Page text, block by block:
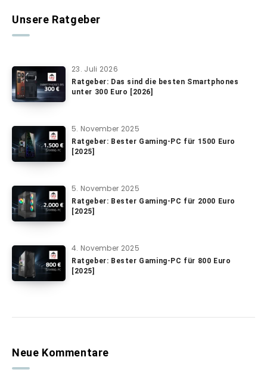
Unsere Ratgeber
23. Juli 2026
Ratgeber: Das sind die besten Smartphones
unter 300 Euro [2026]
5. November 2025
Ratgeber: Bester Gaming-PC für 1500 Euro
[2025]
5. November 2025
Ratgeber: Bester Gaming-PC für 2000 Euro
[2025]
4. November 2025
Ratgeber: Bester Gaming-PC für 800 Euro
[2025]
Neue Kommentare